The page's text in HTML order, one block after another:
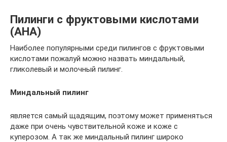
Пилинги с фруктовыми кислотами
(AHA)
Наиболее популярными среди пилингов с фруктовыми
кислотами пожалуй можно назвать миндальный,
гликолевый и молочный пилинг.
Миндальный пилинг
является самый щадящим, поэтому может применяться
даже при очень чувствительной коже и коже с
куперозом. А так же миндальный пилинг широко